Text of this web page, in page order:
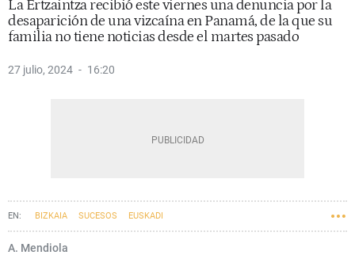
La Ertzaintza recibió este viernes una denuncia por la
desaparición de una vizcaína en Panamá, de la que su
familia no tiene noticias desde el martes pasado
27 julio, 2024 16:20
BIZKAIA SUCESOS EUSKADI
A. Mendiola